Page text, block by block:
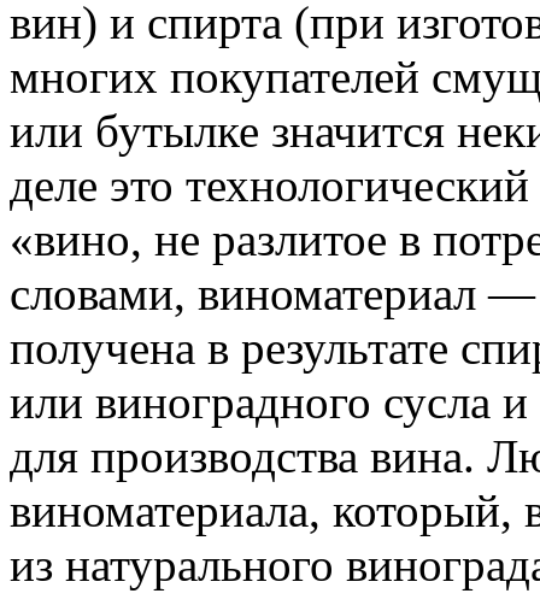
вин) и спирта (при
многих покупателей
или бутылке значится
деле это
«вино, не разлитое в
словами, виноматериал —
получена в результате
или виноградного сусла и
для производства вина.
виноматериала, который,
из натурального